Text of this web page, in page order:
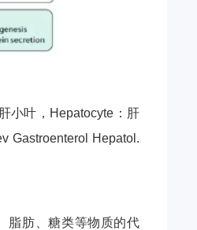
小叶，Hepatocyte：肝
Gastroenterol Hepatol.
脂肪、糖类等物质的代